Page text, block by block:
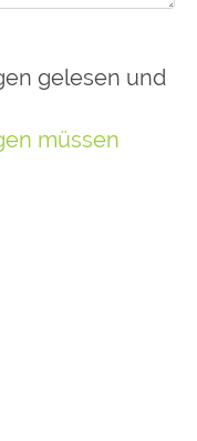
gelesen und
müssen